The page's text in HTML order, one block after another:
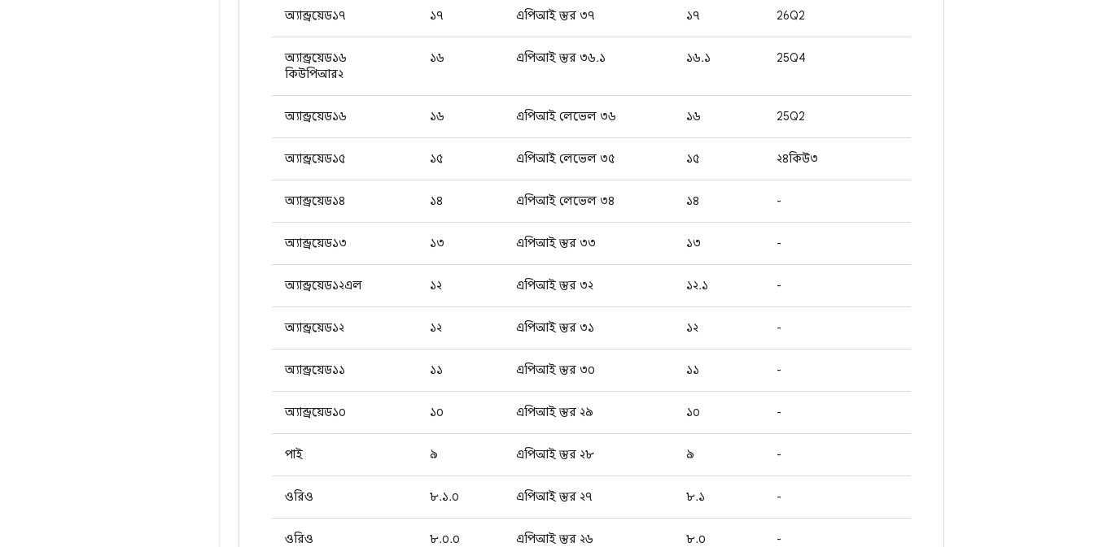
অ্যান্ড্রয়েড১৭ ১৭ এপিআই স্তর ৩৭ ১৭ 26Q2
অ্যান্ড্রয়েড১৬
কিউপিআর২
১৬ এপিআই স্তর ৩৬.১ ১৬.১ 25Q4
অ্যান্ড্রয়েড১৬ ১৬ এপিআই লেভেল ৩৬ ১৬ 25Q2
অ্যান্ড্রয়েড১৫ ১৫ এপিআই লেভেল ৩৫ ১৫ ২৪কিউ৩
অ্যান্ড্রয়েড১৪ ১৪ এপিআই লেভেল ৩৪ ১৪ -
অ্যান্ড্রয়েড১৩ ১৩ এপিআই স্তর ৩৩ ১৩ -
অ্যান্ড্রয়েড১২এল ১২ এপিআই স্তর ৩২ ১২.১ -
অ্যান্ড্রয়েড১২ ১২ এপিআই স্তর ৩১ ১২ -
অ্যান্ড্রয়েড১১ ১১ এপিআই স্তর ৩০ ১১ -
অ্যান্ড্রয়েড১০ ১০ এপিআই স্তর ২৯ ১০ -
পাই ৯ এপিআই স্তর ২৮ ৯ -
ওরিও ৮.১.০ এপিআই স্তর ২৭ ৮.১ -
ওরিও ৮.০.০ এপিআই স্তর ২৬ ৮.০ -